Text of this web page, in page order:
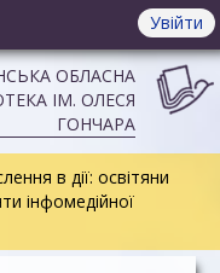
Увійти
ОБЛАСНА
ІМ. ОЛЕСЯ
ГОНЧАРА
в дії: освітяни
інфомедійної